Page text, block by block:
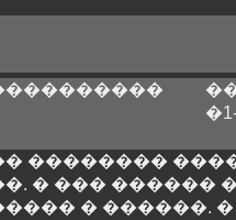
��������
� ��� ������
� ������. �